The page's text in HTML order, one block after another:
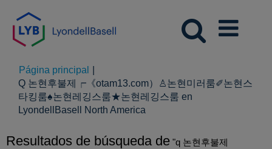
Página principal
Q 논현후불제┍《otam13.com）♙논현미러룸✐논현스
타킹룸♠논현레깅스룸★논현레깅스룸 en
LyondellBasell North America
Resultados de búsqueda de "q 논현후불제